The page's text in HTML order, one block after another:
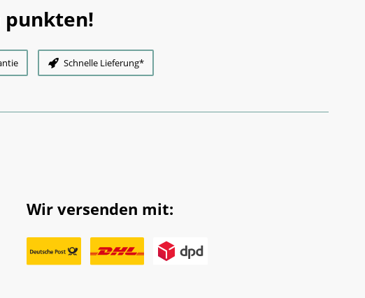
punkten!
Schnelle Lieferung*
Wir versenden mit: